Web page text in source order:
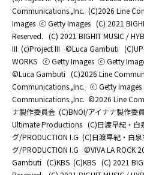
Communications.,Inc. (C)2026 Line
Images ⓒ Getty Images (C) 2021
Reserved. (C) 2021 BIGHIT MUSIC /
III (c)Project III ©Luca Gambuti
WORKS ⓒ Getty Images ⓒ Getty
©Luca Gambuti (C)2026 Line
Communications.,Inc. ⓒ Getty Images
Communications.,Inc. ©2026 Line
ナ製作委員会 (C)BNOI/アイナナ製作委
Ultimate Productions (C)日渡早紀・白
グ/PRODUCTION I.G (C)日渡早紀・白
グ/PRODUCTION I.G ©️VIVA LA ROCK
Gambuti (C)KBS (C)KBS (C) 2021